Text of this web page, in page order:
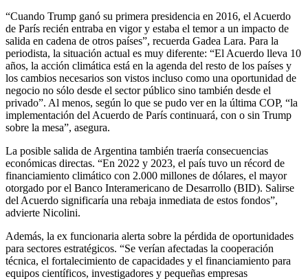
“Cuando Trump ganó su primera presidencia en 2016, el Acuerdo
de París recién entraba en vigor y estaba el temor a un impacto de
salida en cadena de otros países”, recuerda Gadea Lara. Para la
periodista, la situación actual es muy diferente: “El Acuerdo lleva 10
años, la acción climática está en la agenda del resto de los países y
los cambios necesarios son vistos incluso como una oportunidad de
negocio no sólo desde el sector público sino también desde el
privado”. Al menos, según lo que se pudo ver en la última COP, “la
implementación del Acuerdo de París continuará, con o sin Trump
sobre la mesa”, asegura.
La posible salida de Argentina también traería consecuencias
económicas directas. “En 2022 y 2023, el país tuvo un récord de
financiamiento climático con 2.000 millones de dólares, el mayor
otorgado por el Banco Interamericano de Desarrollo (BID). Salirse
del Acuerdo significaría una rebaja inmediata de estos fondos”,
advierte Nicolini.
Además, la ex funcionaria alerta sobre la pérdida de oportunidades
para sectores estratégicos. “Se verían afectadas la cooperación
técnica, el fortalecimiento de capacidades y el financiamiento para
equipos científicos, investigadores y pequeñas empresas